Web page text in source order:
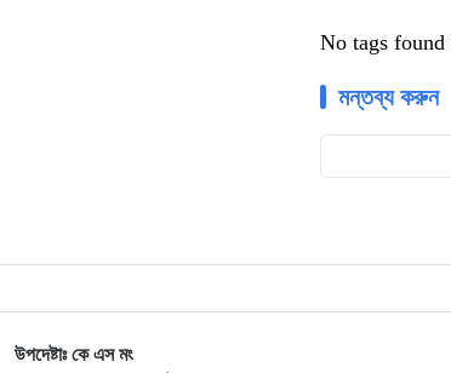
No tags
মন্তব্য করুন
উপদেষ্টাঃ কে এস মং